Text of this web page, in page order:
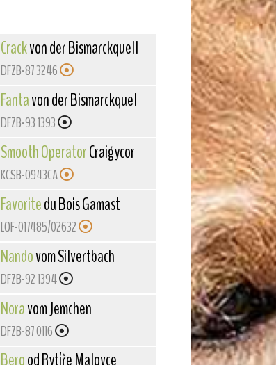
Crackvon der Bismarckquelle
DFZB-87 3246
Fantavon der Bismarckquelle
DFZB-93 1393
Smooth OperatorCraigycor
KCSB-0943CA
Favoritedu Bois Gamast
LOF-017485/02632
Nandovom Silvertbach
DFZB-92 1394
Noravom Jemchen
DFZB-87 0116